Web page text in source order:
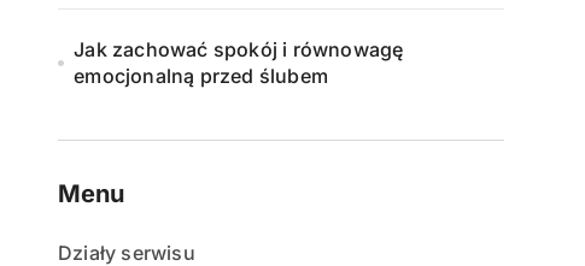
Jak zachować spokój i równowagę
emocjonalną przed ślubem
Menu
Działy serwisu